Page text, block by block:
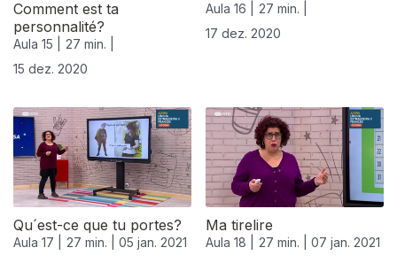
Comment est ta
personnalité?
Aula 15 |
27 min. |
15 dez. 2020
Aula 16 |
27 min. |
17 dez. 2020
Qu´est-ce que tu portes?
Aula 17 | 27 min. | 05 jan. 2021
Ma tirelire
Aula 18 | 27 min. | 07 jan. 2021